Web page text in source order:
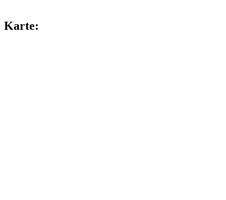
Karte: